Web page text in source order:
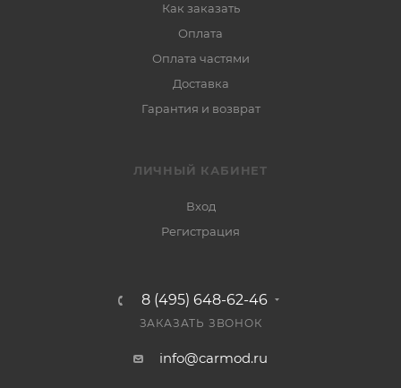
Как заказать
Оплата
Оплата частями
Доставка
Гарантия и возврат
ЛИЧНЫЙ КАБИНЕТ
Вход
Регистрация
8 (495) 648-62-46
ЗАКАЗАТЬ ЗВОНОК
info@carmod.ru